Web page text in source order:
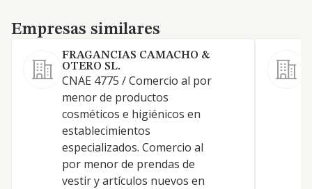
Empresas similares
Empresas similares
FRAGANCIAS CAMACHO &
OTERO SL.
CNAE 4775 / Comercio al por
menor de productos
cosméticos e higiénicos en
establecimientos
especializados. Comercio al
por menor de prendas de
vestir y artículos nuevos en